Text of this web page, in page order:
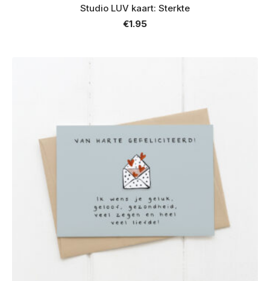
Studio LUV kaart: Sterkte
€1.95